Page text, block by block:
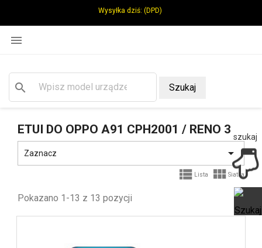
Wysyłka dziś: (DPD)

search Szukaj
ETUI DO OPPO A91 CPH2001 / RENO 3
Zaznacz 
 Lista  Siatka
Pokazano 1-13 z 13 pozycji
szukaj